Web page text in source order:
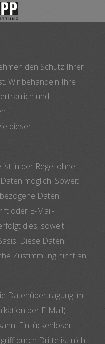
den Schutz Ihrer
Wir behandeln Ihre
und
dieser
in der Regel ohne
möglich. Soweit
Daten
oder E-Mail-
dies, soweit
Diese Daten
Zustimmung nicht an
Datenübertragung im
per E-Mail)
Ein lückenloser
durch Dritte ist nicht